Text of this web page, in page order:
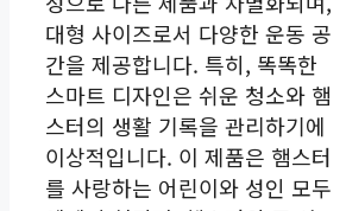
대형 사이즈로서 다양한 운동 공
간을 제공합니다. 특히, 똑똑한
스마트 디자인은 쉬운 청소와 햄
스터의 생활 기록을 관리하기에
이상적입니다. 이 제품은 햄스터
를 사랑하는 어린이와 성인 모두